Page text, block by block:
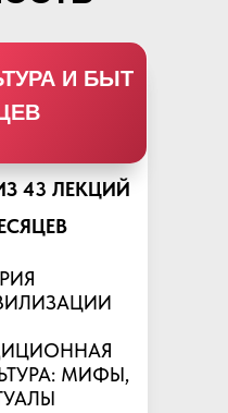
И БЫТ
43 ЛЕКЦИЙ
МИФЫ,